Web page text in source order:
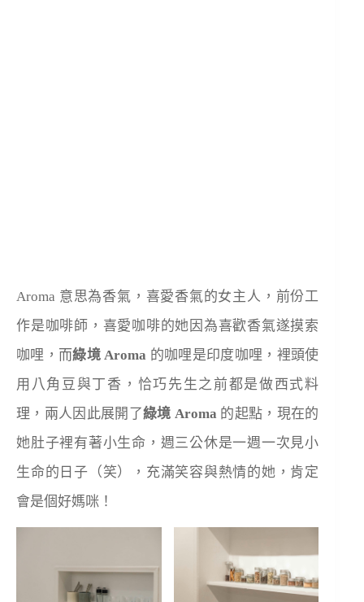
Aroma 意思為香氣，喜愛香氣的女主人，前份工
作是咖啡師，喜愛咖啡的她因為喜歡香氣遂摸索
咖哩，而綠境 Aroma​ 的咖哩是印度咖哩，裡頭使
用八角豆與丁香，恰巧先生之前都是做西式料
理，兩人因此展開了綠境 Aroma​ 的起點，現在的
她肚子裡有著小生命，週三公休是一週一次見小
生命的日子（笑），充滿笑容與熱情的她，肯定
會是個好媽咪！